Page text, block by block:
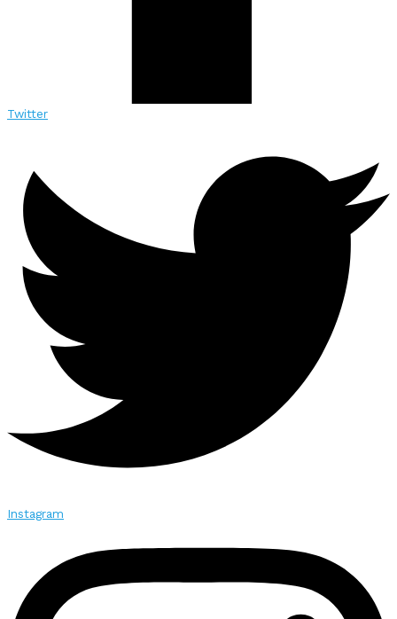
Twitter
Instagram